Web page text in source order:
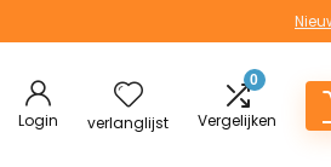
Login verlanglijst
0
Vergelijken